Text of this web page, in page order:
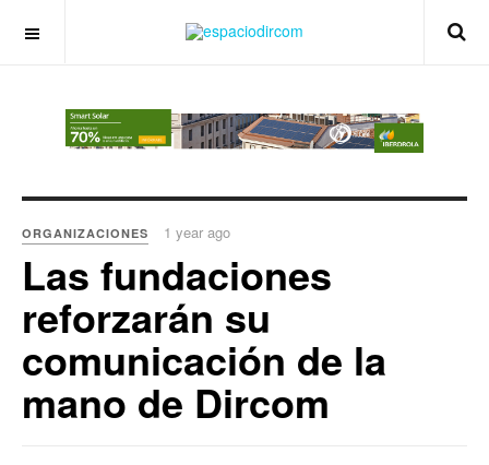
ORGANIZACIONES 1 year ago
Las fundaciones
reforzarán su
comunicación de la
mano de Dircom